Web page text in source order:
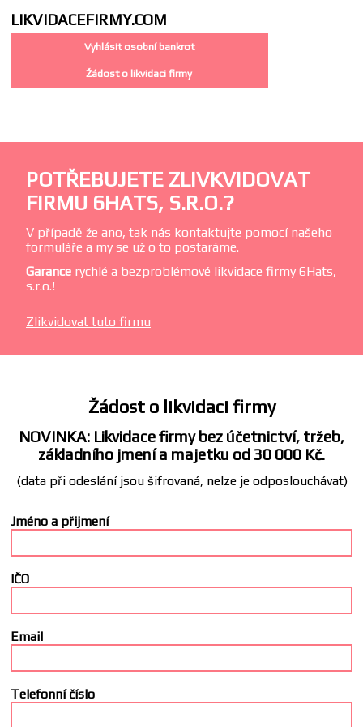
LIKVIDACEFIRMY.COM
Vyhlásit osobní bankrot
Žádost o likvidaci firmy
POTŘEBUJETE ZLIVKVIDOVAT
FIRMU 6HATS, S.R.O.?
V případě že ano, tak nás kontaktujte pomocí našeho
formuláře a my se už o to postaráme.
Garance rychlé a bezproblémové likvidace firmy 6Hats,
s.r.o.!
Zlikvidovat tuto firmu
Žádost o likvidaci firmy
NOVINKA: Likvidace firmy bez účetnictví, tržeb,
základního jmení a majetku od 30 000 Kč.
(data při odeslání jsou šifrovaná, nelze je odposlouchávat)
Jméno a přijmení
IČO
Email
Telefonní číslo